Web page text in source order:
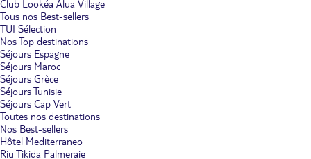
Club Lookéa Alua Village
Tous nos Best-sellers
TUI Sélection
Nos Top destinations
Séjours Espagne
Séjours Maroc
Séjours Grèce
Séjours Tunisie
Séjours Cap Vert
Toutes nos destinations
Nos Best-sellers
Hôtel Mediterraneo
Riu Tikida Palmeraie